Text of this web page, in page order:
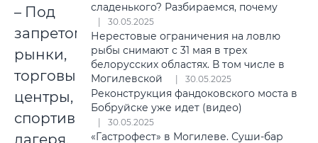
– Под
запретом
рынки,
торговые
центры,
спортивные
лагеря,
сладенького? Разбираемся, почему
30.05.2025
Нерестовые ограничения на ловлю
рыбы снимают с 31 мая в трех
белорусских областях. В том числе в
Могилевской
30.05.2025
Реконструкция фандоковского моста в
Бобруйске уже идет (видео)
30.05.2025
«Гастрофест» в Могилеве. Суши-бар